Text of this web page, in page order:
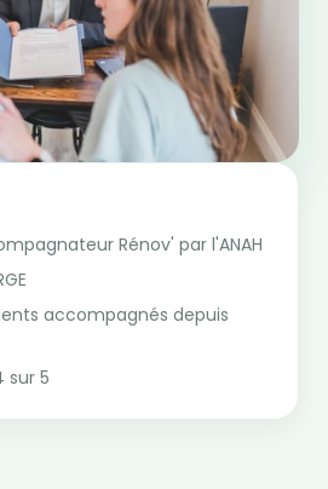
Rénov' par l'ANAH
accompagnés depuis
sur 5